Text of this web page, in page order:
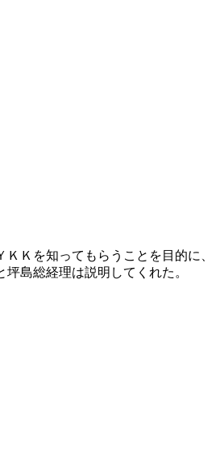
Ｋを知ってもらうことを目的に、
島総経理は説明してくれた。